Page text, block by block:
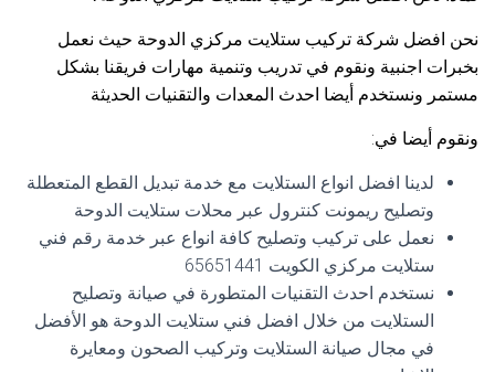
نحن افضل شركة تركيب ستلايت مركزي الدوحة حيث نعمل
بخبرات اجنبية ونقوم في تدريب وتنمية مهارات فريقنا بشكل
مستمر ونستخدم أيضا احدث المعدات والتقنيات الحديثة
ونقوم أيضا في:
لدينا افضل انواع الستلايت مع خدمة تبديل القطع المتعطلة
وتصليح ريمونت كنترول عبر محلات ستلايت الدوحة
نعمل على تركيب وتصليح كافة انواع عبر خدمة رقم فني
ستلايت مركزي الكويت 65651441
نستخدم احدث التقنيات المتطورة في صيانة وتصليح
الستلايت من خلال افضل فني ستلايت الدوحة هو الأفضل
في مجال صيانة الستلايت وتركيب الصحون ومعايرة